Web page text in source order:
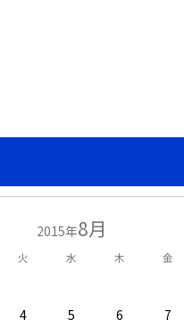
2015年8月
火 水 木 金
4 5 6 7